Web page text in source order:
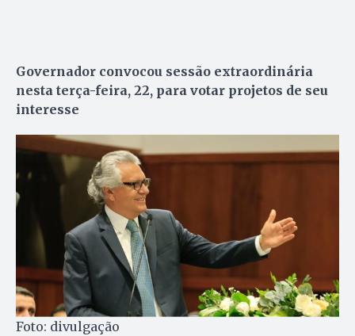
Governador convocou sessão extraordinária
nesta terça-feira, 22, para votar projetos de seu
interesse
Foto: divulgação